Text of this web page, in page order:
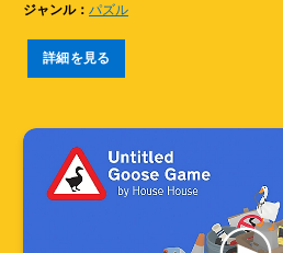
ジャンル： パズル
詳細を見る